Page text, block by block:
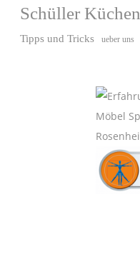
Schüller Küchen
Tipps und Tricks ueber uns